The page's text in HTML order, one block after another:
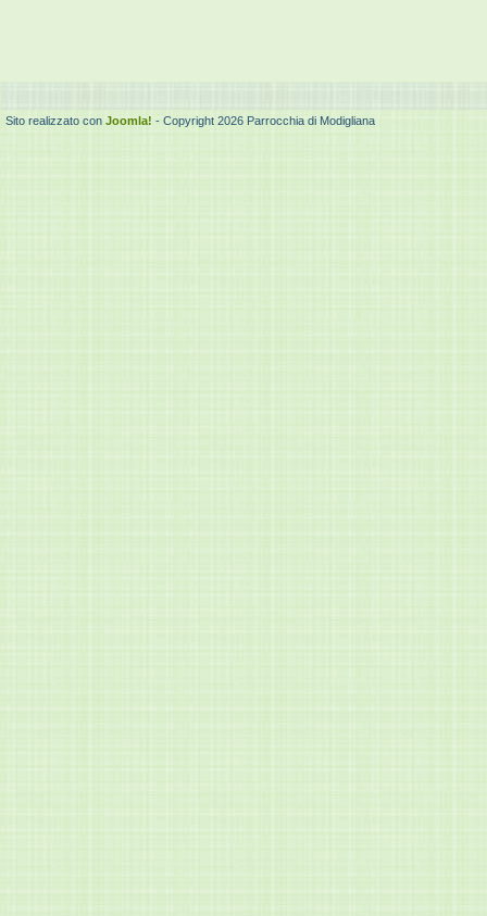
Sito realizzato con Joomla! - Copyright 2026 Parrocchia di Modigliana